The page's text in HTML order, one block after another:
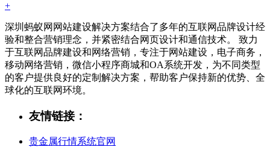
+
深圳蚂蚁网网站建设解决方案结合了多年的互联网品牌设计经
验和整合营销理念，并紧密结合网页设计和通信技术。 致力
于互联网品牌建设和网络营销，专注于网站建设，电子商务，
移动网络营销，微信小程序商城和OA系统开发，为不同类型
的客户提供良好的定制解决方案，帮助客户保持新的优势、全
球化的互联网环境。
友情链接：
贵金属行情系统官网